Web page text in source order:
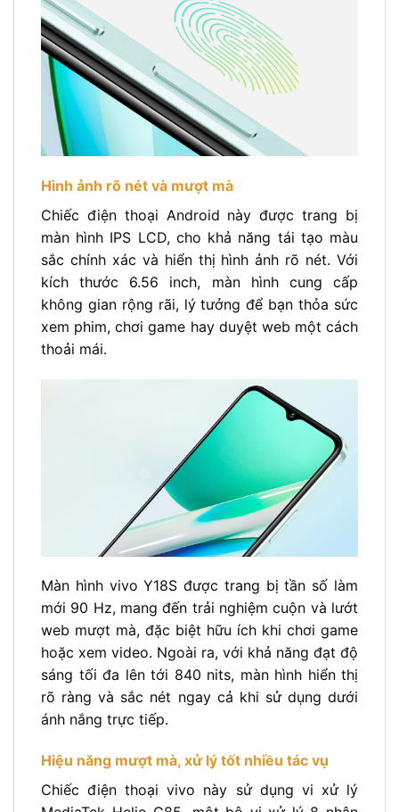
Hình ảnh rõ nét và mượt mà
Chiếc điện thoại Android này được trang bị
màn hình IPS LCD, cho khả năng tái tạo màu
sắc chính xác và hiển thị hình ảnh rõ nét. Với
kích thước 6.56 inch, màn hình cung cấp
không gian rộng rãi, lý tưởng để bạn thỏa sức
xem phim, chơi game hay duyệt web một cách
thoải mái.
Màn hình vivo Y18S được trang bị tần số làm
mới 90 Hz, mang đến trải nghiệm cuộn và lướt
web mượt mà, đặc biệt hữu ích khi chơi game
hoặc xem video. Ngoài ra, với khả năng đạt độ
sáng tối đa lên tới 840 nits, màn hình hiển thị
rõ ràng và sắc nét ngay cả khi sử dụng dưới
ánh nắng trực tiếp.
Hiệu năng mượt mà, xử lý tốt nhiều tác vụ
Chiếc điện thoại vivo này sử dụng vi xử lý